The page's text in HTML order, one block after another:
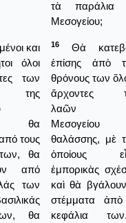
τὰ παράλια
Μεσογείου;
και
όλοι
των
της
θα
τους
θα
από
των
θα
16
Θὰ
ἐπίσης ἀπὸ
θρόνους των
ἄρχοντες
λαῶν
Μεσογείου
θαλάσσης, μὲ
ὁποίους
ἐμπορικὰς
καὶ θὰ
στέμματα
κεφάλια